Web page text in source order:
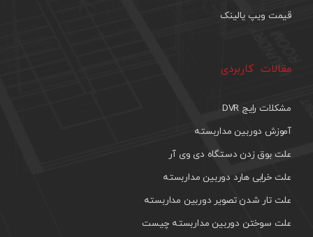
قیمت ویپ یالینک
مقالات کاربردی
مشکلات رایج DVR
آموزش دوربین مداربسته
علت بوق زدن دستگاه دی وی آر
علت خرابی هارد دوربین مداربسته
علت تار شدن تصویر دوربین مداربسته
علت سوختن دوربین مداربسته چیست